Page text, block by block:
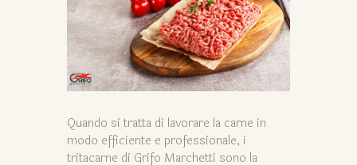
Quando si tratta di lavorare la carne in
modo efficiente e professionale, i
tritacarne di Grifo Marchetti sono la